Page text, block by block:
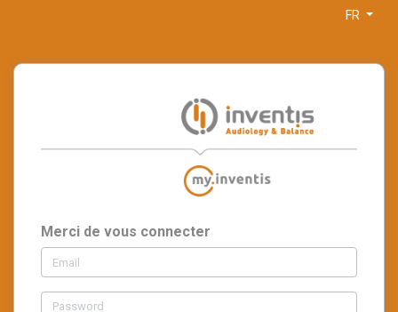
FR
Merci de vous connecter
Email address
Password